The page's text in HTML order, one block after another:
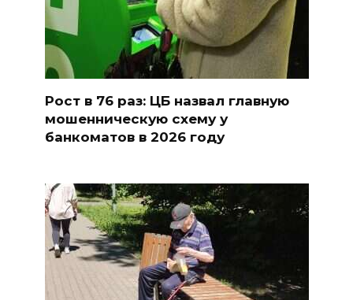
Рост в 76 раз: ЦБ назвал главную
мошенническую схему у
банкоматов в 2026 году